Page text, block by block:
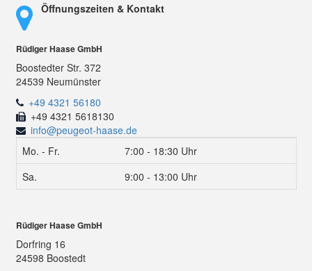
Öffnungszeiten & Kontakt
Rüdiger Haase GmbH
Boostedter Str. 372
24539 Neumünster
+49 4321 56180
+49 4321 5618130
info@peugeot-haase.de
Mo. - Fr.
7:00 - 18:30 Uhr
Sa.
9:00 - 13:00 Uhr
Rüdiger Haase GmbH
Dorfring 16
24598 Boostedt